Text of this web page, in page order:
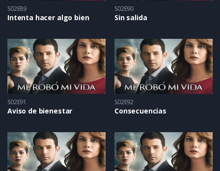
S02E89
Intenta hacer algo bien
S02E90
Sin salida
S02E91
Aviso de bienestar
S02E92
Consecuencias